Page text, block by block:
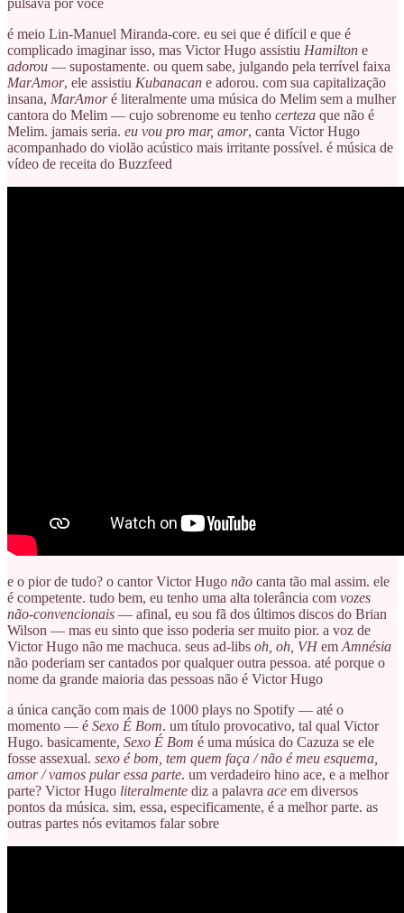
é meio Lin-Manuel Miranda-core. eu sei que é difícil e que é
complicado imaginar isso, mas Victor Hugo assistiu Hamilton e
adorou — supostamente. ou quem sabe, julgando pela terrível faixa
MarAmor, ele assistiu Kubanacan e adorou. com sua capitalização
insana, MarAmoré literalmente uma música do Melim sem a mulher
cantora do Melim — cujo sobrenome eu tenho certeza que não é
Melim. jamais seria. eu vou pro mar, amor, canta Victor Hugo
acompanhado do violão acústico mais irritante possível. é música de
vídeo de receita do Buzzfeed
e o pior de tudo? o cantor Victor Hugo não canta tão mal assim. ele
é competente. tudo bem, eu tenho uma alta tolerância com vozes
não-convencionais — afinal, eu sou fã dos últimos discos do Brian
Wilson — mas eu sinto que isso poderia ser muito pior. a voz de
Victor Hugo não me machuca. seus ad-libs oh, oh, VH em Amnésia
não poderiam ser cantados por qualquer outra pessoa. até porque o
nome da grande maioria das pessoas não é Victor Hugo
a única canção com mais de 1000 plays no Spotify — até o
momento — é Sexo É Bom. um título provocativo, tal qual Victor
Hugo. basicamente, Sexo É Bom é uma música do Cazuza se ele
fosse assexual. sexo é bom, tem quem faça / não é meu esquema,
amor / vamos pular essa parte. um verdadeiro hino ace, e a melhor
parte? Victor Hugo literalmente diz a palavra ace em diversos
pontos da música. sim, essa, especificamente, é a melhor parte. as
outras partes nós evitamos falar sobre